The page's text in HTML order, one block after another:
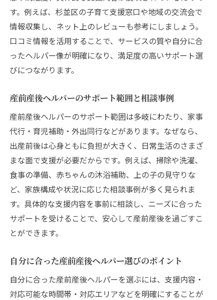
す。例えば、杉並区の子育て支援窓口や地域の交流会で
情報収集し、ネット上のレビューも参考にしましょう。
口コミ情報を活用することで、サービスの質や自分に合
ったヘルパー像が明確になり、満足度の高いサポート選
びにつながります。
産前産後ヘルパーのサポート範囲と相談事例
産前産後ヘルパーのサポート範囲は多岐にわたり、家事
代行・育児補助・外出同行などがあります。なぜなら、
出産前後は心身ともに負担が大きく、日常生活のさまざ
まな面で支援が必要だからです。例えば、掃除や洗濯、
食事の準備、赤ちゃんの沐浴補助、上の子の見守りな
ど、家族構成や状況に応じた相談事例が多く見られま
す。具体的な支援内容を事前に相談し、ニーズに合った
サポートを受けることで、安心して産前産後を過ごすこ
とができます。
自分に合った産前産後ヘルパー選びのポイント
自分に合った産前産後ヘルパーを選ぶには、支援内容・
対応可能な時間帯・対応エリアなどを明確にすることが